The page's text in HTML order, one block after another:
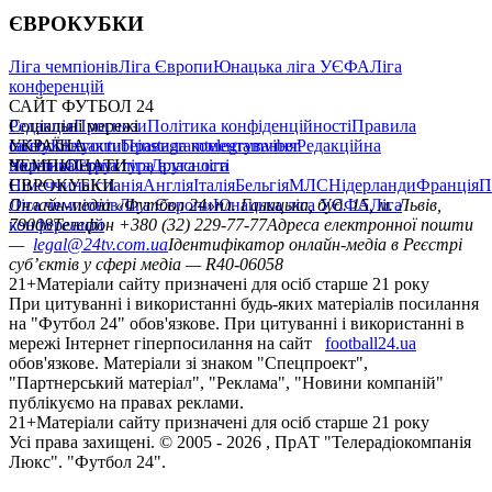
ЄВРОКУБКИ
Ліга чемпіонівЛіга ЄвропиЮнацька ліга УЄФАЛіга
конференцій
САЙТ ФУТБОЛ 24
РедакціяПрогнозиПолітика конфіденційностіПравила
сайтуКонтактиПравила коментуванняРедакційна
політикаСтруктура власності
Соціальні мережі
facebookxyoutubeinstagramtelegramviber
УКРАЇНА
УкраїнаПерша лігаДруга ліга
ЧЕМПІОНАТИ
НімеччинаІспаніяАнгліяІталіяБельгіяМЛСНідерландиФранція
ЄВРОКУБКИ
Ліга чемпіонівЛіга ЄвропиЮнацька ліга УЄФАЛіга
конференцій
Онлайн-медіа «Футбол 24»пл. Галицька, буд. 15, м. Львів,
79008Телефон +380 (32) 229-77-77Адреса електронної пошти
— legal@24tv.com.uaІдентифікатор онлайн-медіа в Реєстрі
суб’єктів у сфері медіа — R40-06058
21+Матеріали сайту призначені для осіб старше 21 року
При цитуванні і використанні будь-яких матеріалів посилання
на "Футбол 24" обов'язкове. При цитуванні і використанні в
мережі Інтернет гіперпосилання на сайт
football24.ua
обов'язкове. Матеріали зі знаком "Спецпроект",
"Партнерський матеріал", "Реклама", "Новини компаній"
публікуємо на правах реклами.
21+Матеріали сайту призначені для осіб старше 21 року
Усi права захищенi. © 2005 - 2026 , ПрАТ "Телерадіокомпанія
Люкс". "Футбол 24".